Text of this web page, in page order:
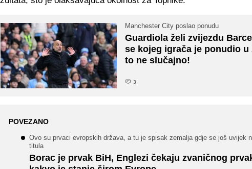
Manchester City poslao ponudu
Guardiola želi zvijezdu
se kojeg igrača je ponudio u
to ne slučajno!
3
POVEZANO
Ovo su prvaci evropskih država, a tu je spisak zemalja gdje se još uvijek
titula
Borac je prvak BiH, Englezi čekaju zvaničnog